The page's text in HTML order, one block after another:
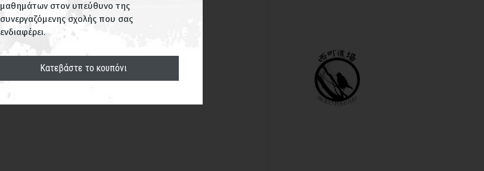
μαθημάτων στον υπεύθυνο της
συνεργαζόμενης σχολής που σας
ενδιαφέρει.
Κατεβάστε το κουπόνι